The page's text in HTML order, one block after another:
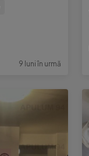
9 luni în urmă